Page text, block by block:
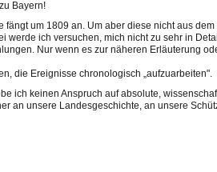
Bayern!
fängt um 1809 an. Um aber diese nicht aus
werde ich versuchen, mich nicht zu sehr in
Nur wenn es zur näheren Erläuterung
die Ereignisse chronologisch „aufzuarbeiten".
ich keinen Anspruch auf absolute,
an unsere Landesgeschichte, an unsere